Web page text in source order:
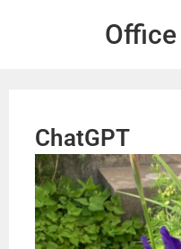
ChatGPT